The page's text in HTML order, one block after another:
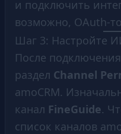
и подключить
возможно, OAuth-
Шаг 3: Настройте
После
раздел Channel
amoCRM.
канал FineGuide.
список каналов